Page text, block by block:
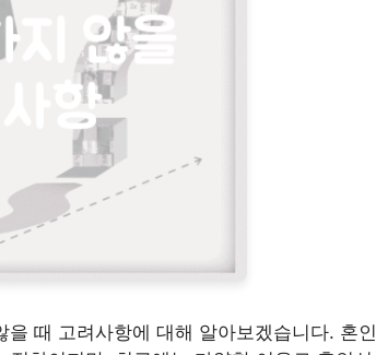
때 고려사항에 대해 알아보겠습니다. 혼인